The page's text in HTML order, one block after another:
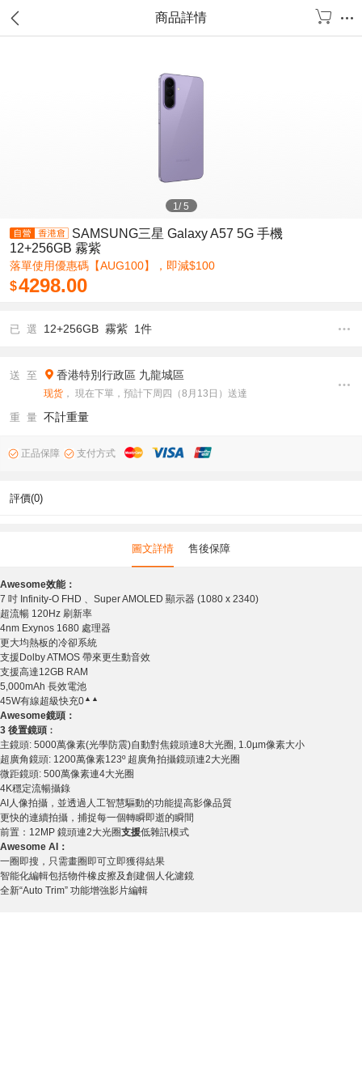
商品詳情
1/5
SAMSUNG三星 Galaxy A57 5G 手機
12+256GB 霧紫
落單使用優惠碼【AUG100】，即減$100
$4298.00
已 選 12+256GB 霧紫 1件
送 至 香港特別行政區 九龍城區
现货 ， 現在下單，預計下周四（8月13日）送達
重 量 不計重量
正品保障 支付方式
評價(0)
圖文詳情 售後保障
Awesome效能：
7 吋 Infinity-O FHD 、Super AMOLED 顯示器 (1080 x 2340)
超流暢 120Hz 刷新率
4nm Exynos 1680 處理器
更大均熱板的冷卻系統
支援Dolby ATMOS 帶來更生動音效
支援高達12GB RAM
5,000mAh 長效電池
45W有線超級快充0 ▲▲
Awesome鏡頭 ：
3 後置鏡頭 ︰
主鏡頭: 5000萬像素(光學防震)自動對焦鏡頭連8大光圈, 1.0µm像素大小
超廣角鏡頭: 1200萬像素123º 超廣角拍攝鏡頭連2大光圈
微距鏡頭: 500萬像素連4大光圈
4K穩定流暢攝錄
AI人像拍攝，並透過人工智慧驅動的功能提高影像品質
更快的連續拍攝，捕捉每一個轉瞬即逝的瞬間
前置：12MP 鏡頭連2大光圈支援低雜訊模式
Awesome AI ：
一圈即搜，只需畫圈即可立即獲得結果
智能化編輯包括物件橡皮擦及創建個人化濾鏡
全新“Auto Trim” 功能增強影片編輯